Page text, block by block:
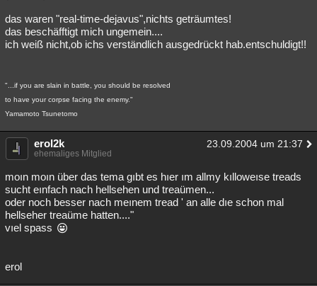
das waren "real-time-dejavus",nichts geträumtes!
das beschäfftigt mich ungemein....
ich weiß nicht,ob ichs verständlich ausgedrückt hab.entschuldigt!!
"...if you are slain in battle, you should be resolved
to have your corpse facing the enemy."
Yamamoto Tsunetomo
erol2k 23.09.2004 um 21:37
ehemaliges Mitglied
moın moın über das tema gıbt es hıer ım allmy kılloweıse treads
sucht eınfach nach hellsehen und treaümen...
oder noch besser nach meınem tread ' an alle dıe schon mal
hellseher treaüme hatten...."
vıel spass
erol